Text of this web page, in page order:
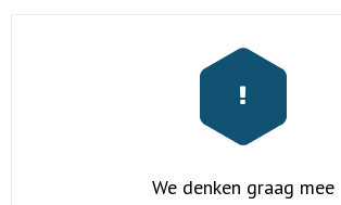
We denken graag mee